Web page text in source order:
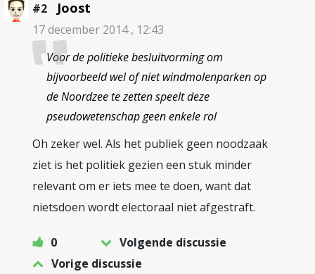
#2 Joost
17 december 2014 , 12:43
Voor de politieke besluitvorming om
bijvoorbeeld wel of niet windmolenparken op
de Noordzee te zetten speelt deze
pseudowetenschap geen enkele rol
Oh zeker wel. Als het publiek geen noodzaak
ziet is het politiek gezien een stuk minder
relevant om er iets mee te doen, want dat
nietsdoen wordt electoraal niet afgestraft.
0
Volgende discussie
Vorige discussie